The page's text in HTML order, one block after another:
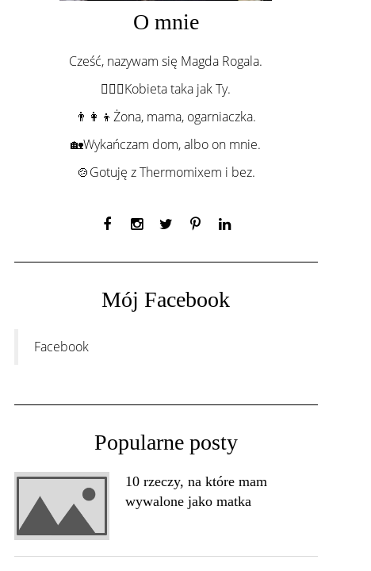
O mnie
Cześć, nazywam się Magda Rogala.
💁🏻‍♀️Kobieta taka jak Ty.
👨‍👩‍👦Żona, mama, ogarniaczka.
🏡Wykańczam dom, albo on mnie.
🍲Gotuję z Thermomixem i bez.
Mój Facebook
Facebook
Popularne posty
10 rzeczy, na które mam
wywalone jako matka